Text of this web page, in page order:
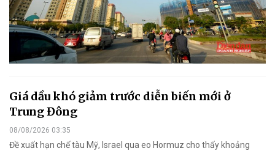
Giá dầu khó giảm trước diễn biến mới ở
Trung Đông
08/08/2026 03:35
Đề xuất hạn chế tàu Mỹ, Israel qua eo Hormuz cho thấy khoảng